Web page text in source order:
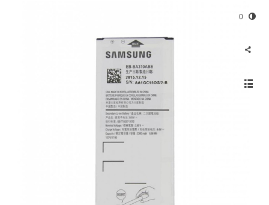
0